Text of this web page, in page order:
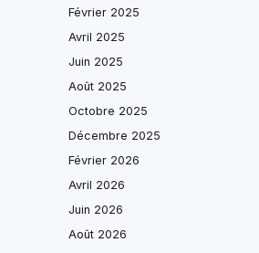
Février 2025
Avril 2025
Juin 2025
Août 2025
Octobre 2025
Décembre 2025
Février 2026
Avril 2026
Juin 2026
Août 2026